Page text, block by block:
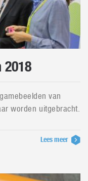
2018
van
worden uitgebracht.
Lees meer